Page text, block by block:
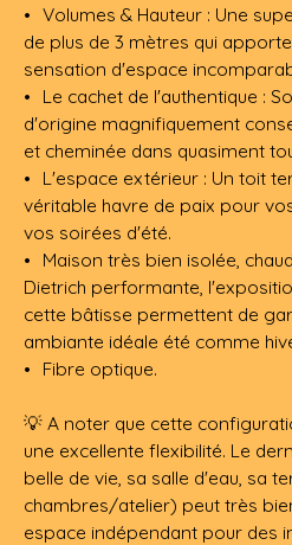
Volumes & Hauteur : Une
de plus de 3 mètres qui
sensation d'espace
Le cachet de l'authentique :
d'origine magnifiquement
et cheminée dans quasiment
L'espace extérieur : Un toit
véritable havre de paix pour
vos soirées d'été.
Maison très bien isolée,
Dietrich performante,
cette bâtisse permettent de
ambiante idéale été comme
Fibre optique.
💡 A noter que cette
une excellente flexibilité. Le
belle de vie, sa salle d'eau, sa
chambres/atelier) peut très
espace indépendant pour des